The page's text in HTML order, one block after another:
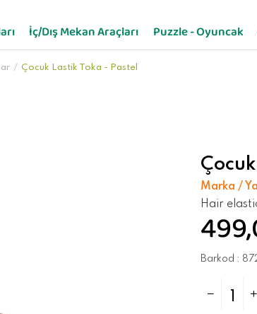
İç/Dış Mekan Araçları Puzzle - Oyuncak
Çocuk Lastik Toka - Pastel
Marka /
Hair
Barkod :